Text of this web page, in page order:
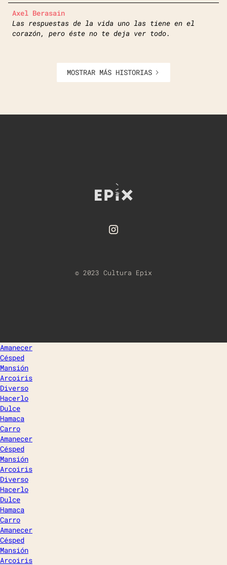
Axel Berasain
Las respuestas de la vida uno las tiene en el
corazón, pero éste no te deja ver todo.
MOSTRAR MÁS HISTORIAS
© 2023 Cultura Epix
Amanecer
Césped
Mansión
Arcoiris
Diverso
Hacerlo
Dulce
Hamaca
Carro
Amanecer
Césped
Mansión
Arcoiris
Diverso
Hacerlo
Dulce
Hamaca
Carro
Amanecer
Césped
Mansión
Arcoiris